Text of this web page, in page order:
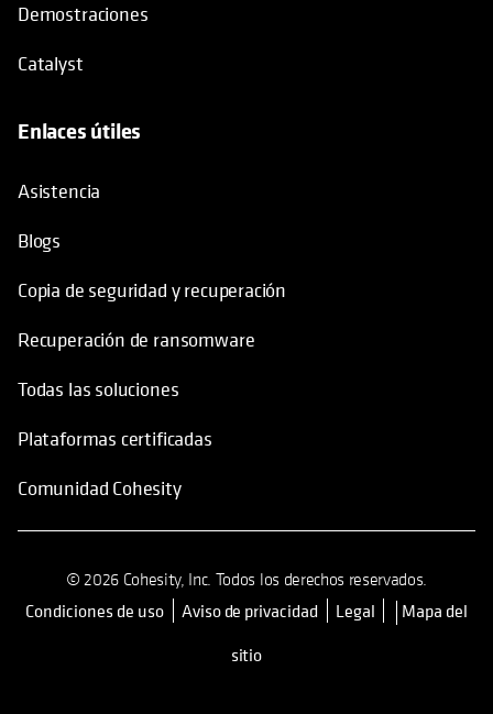
Demostraciones
Catalyst
Enlaces útiles
Asistencia
Blogs
Copia de seguridad y recuperación
Recuperación de ransomware
Todas las soluciones
Plataformas certificadas
Comunidad Cohesity
© 2026 Cohesity, Inc. Todos los derechos reservados.
Condiciones de uso se abre en una pestaña nueva
Aviso de privacidad Legal
Mapa del
sitio